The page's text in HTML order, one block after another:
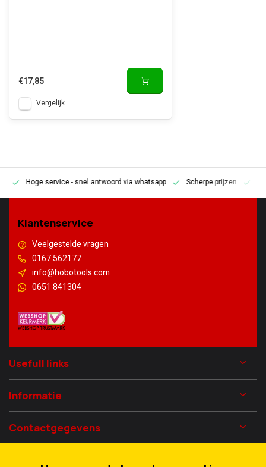
€17,85
Vergelijk
Hoge service- snel antwoord via whatsapp Scherpe prijzen
Klantenservice
Veelgestelde vragen
0167 562177
info@hobotools.com
0651 841304
Usefull links
Informatie
Contactgegevens